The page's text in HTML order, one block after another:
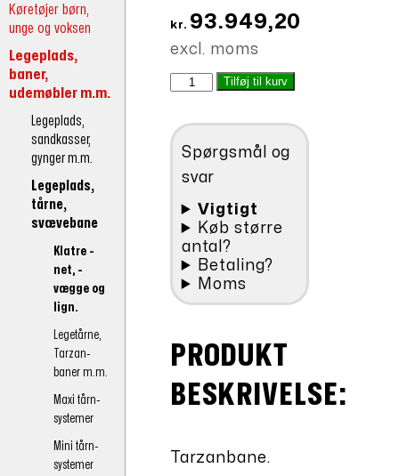
Køretøjer børn,
unge og voksen
Legeplads,
baner,
udemøbler m.m.
Legeplads,
sandkasser,
gynger m.m.
Legeplads,
tårne,
svævebane
Klatre -
net, -
vægge og
lign.
Legetårne,
Tarzan-
baner m.m.
Maxi tårn-
systemer
Mini tårn-
systemer
oprindelige
kr.104.388,00.
kr. 93.949,20
excl. moms
Tarzan
*)
antal
Tilføj til kurv
Spørgsmål og
svar
Vigtigt
Køb større
antal?
Betaling?
Moms
PRODUKT
BESKRIVELSE:
Tarzanbane.